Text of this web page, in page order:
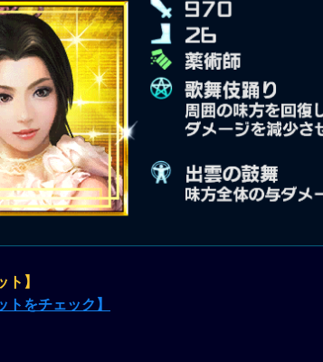
ト】
トをチェック】